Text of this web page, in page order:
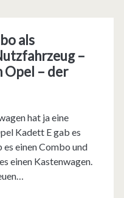
als
–
Opel – der
hat ja eine
Kadett E gab es
einen Combo und
einen Kastenwagen.